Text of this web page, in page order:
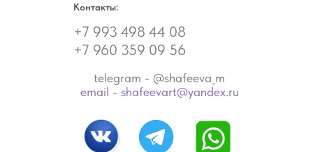
+7 993 498 44 08
+7 960 359 09 56
Контакты:
telegram - @shafeeva_m
email - shafeevart@yandex.ru